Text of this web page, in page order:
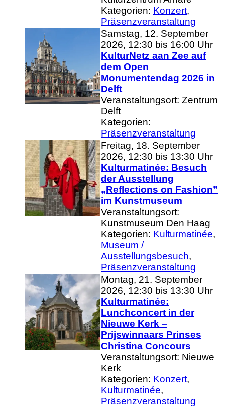
Kategorien: Konzert,
Präsenzveranstaltung
Samstag, 12. September
2026, 12:30 bis 16:00 Uhr
KulturNetz aan Zee auf
dem Open
Monumentendag 2026 in
Delft
Veranstaltungsort: Zentrum
Delft
Kategorien:
Präsenzveranstaltung
Freitag, 18. September
2026, 12:30 bis 13:30 Uhr
Kulturmatinée: Besuch
der Ausstellung
„Reflections on Fashion”
im Kunstmuseum
Veranstaltungsort:
Kunstmuseum Den Haag
Kategorien: Kulturmatinée,
Museum /
Ausstellungsbesuch,
Präsenzveranstaltung
Montag, 21. September
2026, 12:30 bis 13:30 Uhr
Kulturmatinée:
Lunchconcert in der
Nieuwe Kerk –
Prijswinnaars Prinses
Christina Concours
Veranstaltungsort: Nieuwe
Kerk
Kategorien: Konzert,
Kulturmatinée,
Präsenzveranstaltung